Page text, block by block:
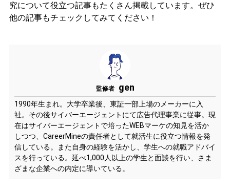
究について役立つ記事もたくさん掲載しています。ぜひ
他の記事もチェックしてみてください！
監修者 gen
1990年生まれ。大学卒業後、東証一部上場のメーカーに入
社。その後サイバーエージェントにて広告代理事業に従事。現
在はサイバーエージェントで培ったWEBマーケの知見を活か
しつつ、CareerMineの責任者として就活生に役立つ情報を発
信している。また自身の経験を活かし、学生への就職アドバイ
スを行っている。延べ1,000人以上の学生と面談を行い、さま
ざまな企業への内定に導いている。